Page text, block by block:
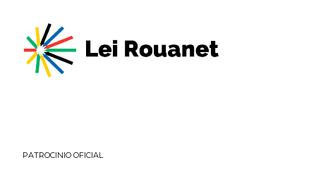
PATROCINIO OFICIAL